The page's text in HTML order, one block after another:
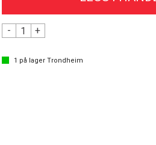
- +
1 på lagerTrondheim